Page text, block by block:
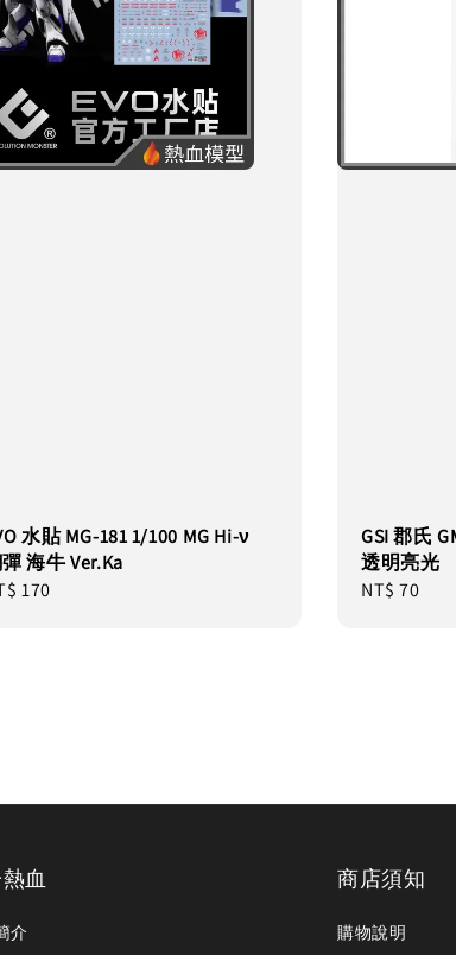
水貼 MG-181 1/100 MG Hi-ν
海牛 Ver.Ka
170
GSI 郡氏
透明亮光
Regular
NT$ 70
血
介
商店須知
購物說明